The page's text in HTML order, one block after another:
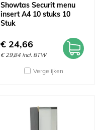
Showtas Securit menu
insert A4 10 stuks 10
Stuk
€ 24,66
€ 29,84 Incl. BTW
Vergelijken